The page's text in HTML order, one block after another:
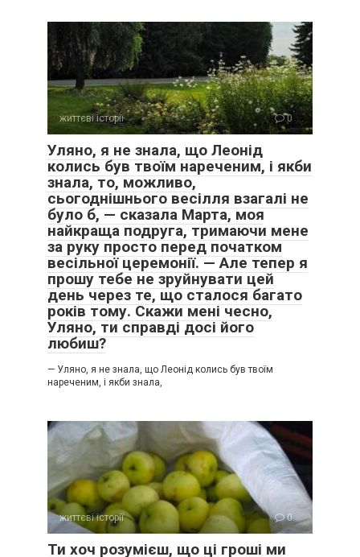
життєві історії 0
Уляно, я не знала, що Леонід
колись був твоїм нареченим, і якби
знала, то, можливо,
сьогоднішнього весілля взагалі не
було б, — сказала Марта, моя
найкраща подруга, тримаючи мене
за руку просто перед початком
весільної церемонії. — Але тепер я
прошу тебе не зруйнувати цей
день через те, що сталося багато
років тому. Скажи мені чесно,
Уляно, ти справді досі його
любиш?
— Уляно, я не знала, що Леонід колись був твоїм
нареченим, і якби знала,
життєві історії 0
Ти хоч розумієш, що ці гроші ми